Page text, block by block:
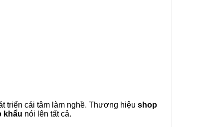
triển cái tâm làm nghề. Thương hiệu shop
khẩu nói lên tất cả.